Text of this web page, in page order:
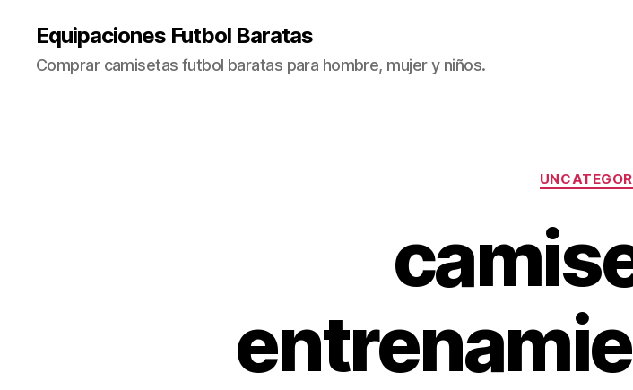
Equipaciones Futbol Baratas
Comprar camisetas futbol baratas para hombre, mujer y niños.